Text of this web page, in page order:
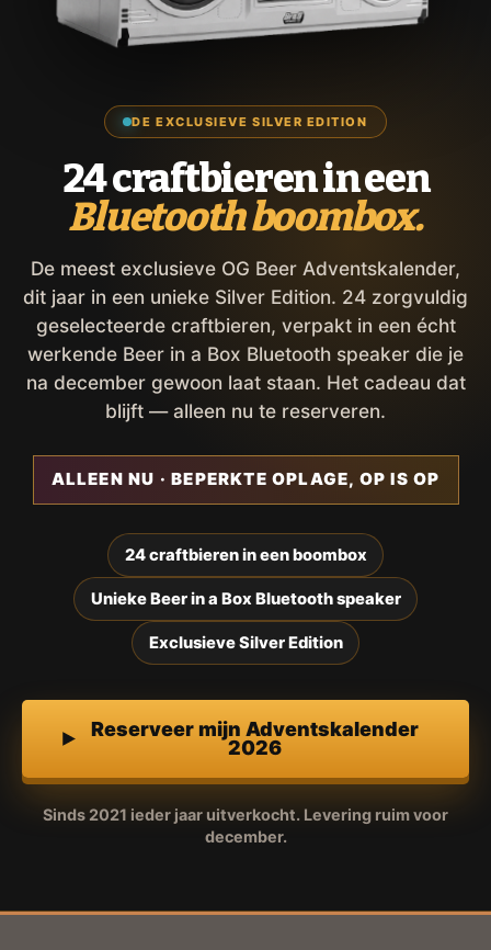
DE EXCLUSIEVE SILVER EDITION
24 craftbieren in een
Bluetooth boombox.
De meest exclusieve OG Beer Adventskalender,
dit jaar in een unieke Silver Edition. 24 zorgvuldig
geselecteerde craftbieren, verpakt in een écht
werkende Beer in a Box Bluetooth speaker die je
na december gewoon laat staan. Het cadeau dat
blijft — alleen nu te reserveren.
ALLEEN NU · BEPERKTE OPLAGE, OP IS OP
24 craftbieren in een boombox
Unieke Beer in a Box Bluetooth speaker
Exclusieve Silver Edition
Reserveer mijn Adventskalender
2026
Sinds 2021 ieder jaar uitverkocht. Levering ruim voor
december.